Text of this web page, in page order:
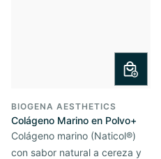
BIOGENA AESTHETICS
Colágeno Marino en Polvo+
Colágeno marino (Naticol®)
con sabor natural a cereza y